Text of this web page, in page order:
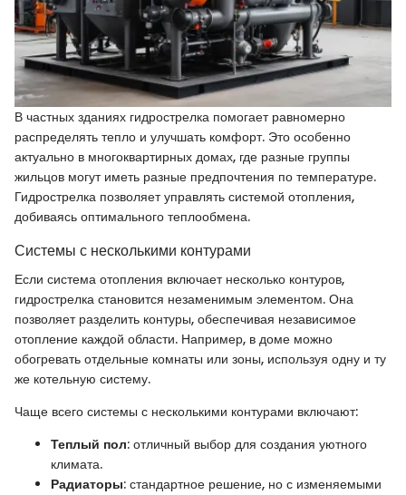
В частных зданиях гидрострелка помогает равномерно
распределять тепло и улучшать комфорт. Это особенно
актуально в многоквартирных домах, где разные группы
жильцов могут иметь разные предпочтения по температуре.
Гидрострелка позволяет управлять системой отопления,
добиваясь оптимального теплообмена.
Системы с несколькими контурами
Если система отопления включает несколько контуров,
гидрострелка становится незаменимым элементом. Она
позволяет разделить контуры, обеспечивая независимое
отопление каждой области. Например, в доме можно
обогревать отдельные комнаты или зоны, используя одну и ту
же котельную систему.
Чаще всего системы с несколькими контурами включают:
Теплый пол: отличный выбор для создания уютного
климата.
Радиаторы: стандартное решение, но с изменяемыми